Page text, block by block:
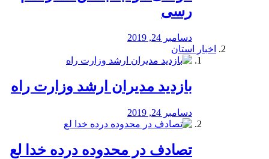
رسی
دسامبر 24, 2019
اخبار استان
بازدید مدیران ارشد وزارت راه
دسامبر 24, 2019
تصادف در محدوده درده خدا لع